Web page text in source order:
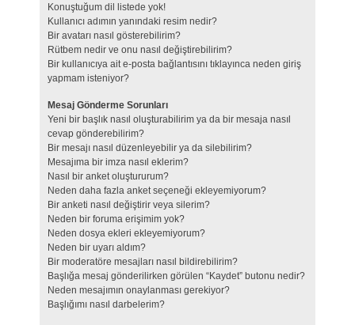
Konuştuğum dil listede yok!
Kullanıcı adımın yanındaki resim nedir?
Bir avatarı nasıl gösterebilirim?
Rütbem nedir ve onu nasıl değiştirebilirim?
Bir kullanıcıya ait e-posta bağlantısını tıklayınca neden giriş
yapmam isteniyor?
Mesaj Gönderme Sorunları
Yeni bir başlık nasıl oluşturabilirim ya da bir mesaja nasıl
cevap gönderebilirim?
Bir mesajı nasıl düzenleyebilir ya da silebilirim?
Mesajıma bir imza nasıl eklerim?
Nasıl bir anket oluştururum?
Neden daha fazla anket seçeneği ekleyemiyorum?
Bir anketi nasıl değiştirir veya silerim?
Neden bir foruma erişimim yok?
Neden dosya ekleri ekleyemiyorum?
Neden bir uyarı aldım?
Bir moderatöre mesajları nasıl bildirebilirim?
Başlığa mesaj gönderilirken görülen “Kaydet” butonu nedir?
Neden mesajımın onaylanması gerekiyor?
Başlığımı nasıl darbelerim?